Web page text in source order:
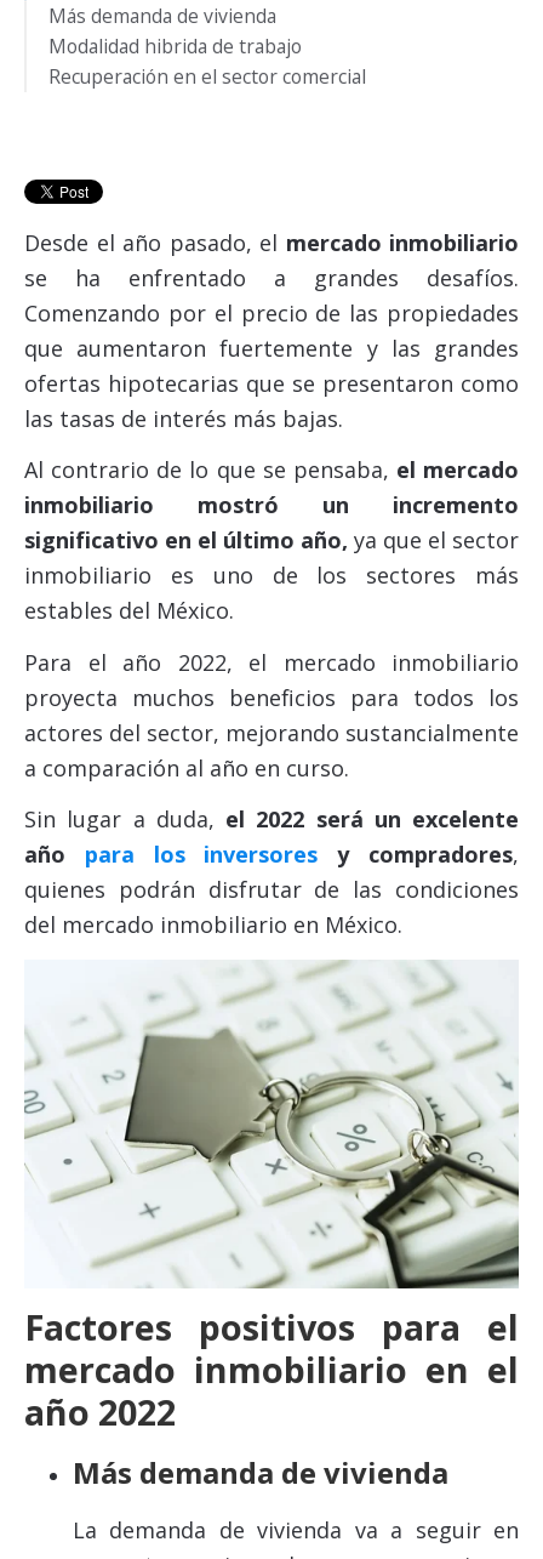
Más demanda de vivienda
Modalidad hibrida de trabajo
Recuperación en el sector comercial
Desde el año pasado, el mercado inmobiliario
se ha enfrentado a grandes desafíos.
Comenzando por el precio de las propiedades
que aumentaron fuertemente y las grandes
ofertas hipotecarias que se presentaron como
las tasas de interés más bajas.
Al contrario de lo que se pensaba, el mercado
inmobiliario mostró un incremento
significativo en el último año, ya que el sector
inmobiliario es uno de los sectores más
estables del México.
Para el año 2022, el mercado inmobiliario
proyecta muchos beneficios para todos los
actores del sector, mejorando sustancialmente
a comparación al año en curso.
Sin lugar a duda, el 2022 será un excelente
año para los inversores y compradores,
quienes podrán disfrutar de las condiciones
del mercado inmobiliario en México.
Factores positivos para el
mercado inmobiliario en el
año 2022
Más demanda de vivienda
La demanda de vivienda va a seguir en